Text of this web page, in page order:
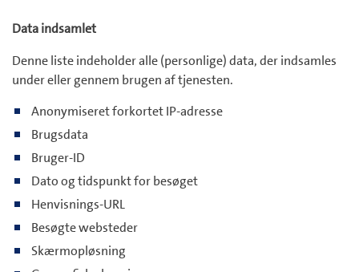
Data indsamlet
Denne liste indeholder alle (personlige) data, der indsamles
under eller gennem brugen af tjenesten.
Anonymiseret forkortet IP-adresse
Brugsdata
Bruger-ID
Dato og tidspunkt for besøget
Henvisnings-URL
Besøgte websteder
Skærmopløsning